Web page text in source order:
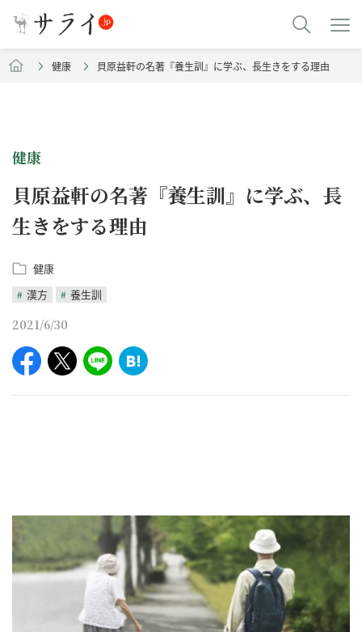
健康 貝原益軒の名著『養生訓』に学ぶ、長生きをする理由
健康
貝原益軒の名著『養生訓』に学ぶ、長
生きをする理由
健康
漢方
養生訓
2021/6/30